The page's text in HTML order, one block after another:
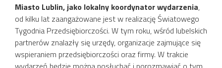
Miasto Lublin, jako lokalny koordynator wydarzenia,
od kilku lat zaangażowane jest w realizację Światowego
Tygodnia Przedsiębiorczości. W tym roku, wśród lubelskich
partnerów znalazły się urzędy, organizacje zajmujące się
wspieraniem przedsiębiorczości oraz firmy. W trakcie